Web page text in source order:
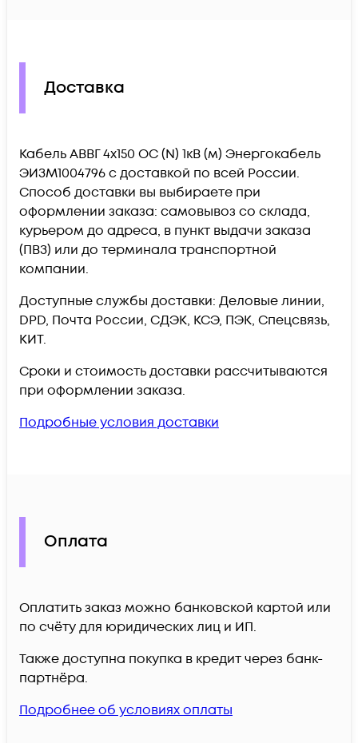
Доставка
Кабель АВВГ 4х150 ОС (N) 1кВ (м) Энергокабель
ЭИЗМ1004796 c доставкой по всей России.
Способ доставки вы выбираете при
оформлении заказа: самовывоз со склада,
курьером до адреса, в пункт выдачи заказа
(ПВЗ) или до терминала транспортной
компании.
Доступные службы доставки: Деловые линии,
DPD, Почта России, СДЭК, КСЭ, ПЭК, Спецсвязь,
КИТ.
Сроки и стоимость доставки рассчитываются
при оформлении заказа.
Подробные условия доставки
Оплата
Оплатить заказ можно банковской картой или
по счёту для юридических лиц и ИП.
Также доступна покупка в кредит через банк-
партнёра.
Подробнее об условиях оплаты